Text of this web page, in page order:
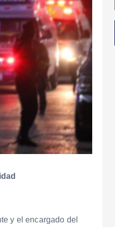
y el encargado del